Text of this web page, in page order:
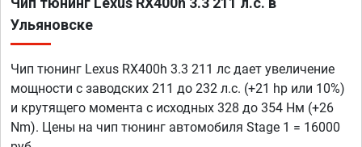
Ульяновске
Чип тюнинг Lexus RX400h 3.3 211 лс дает увеличение
мощности с заводских 211 до 232 л.с. (+21 hp или 10%)
и крутящего момента с исходных 328 до 354 Нм (+26
Nm). Цены на чип тюнинг автомобиля Stage 1 = 16000